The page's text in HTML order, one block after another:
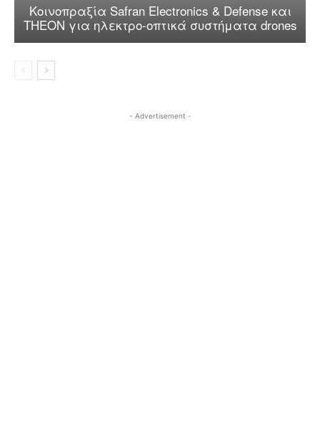
Κοινοπραξία Safran Electronics & Defense και
THEON για ηλεκτρο-οπτικά συστήματα drones
- Advertisement -